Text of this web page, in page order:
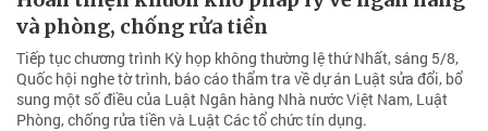
và phòng, chống rửa tiền
Tiếp tục chương trình Kỳ họp không thường lệ thứ Nhất, sáng 5/8,
Quốc hội nghe tờ trình, báo cáo thẩm tra về dự án Luật sửa đổi, bổ
sung một số điều của Luật Ngân hàng Nhà nước Việt Nam, Luật
Phòng, chống rửa tiền và Luật Các tổ chức tín dụng.